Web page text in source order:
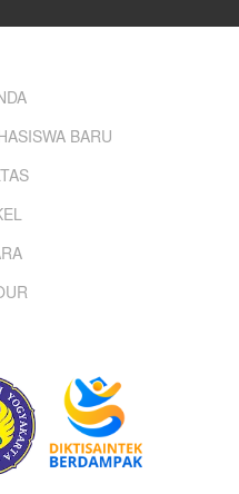
BARU